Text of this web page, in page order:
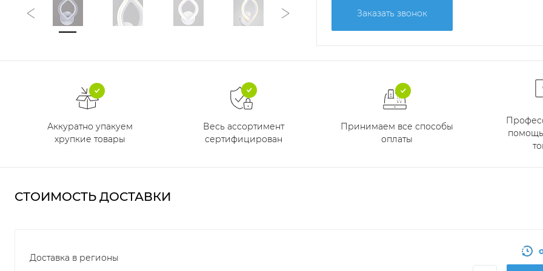
Заказать звонок
Аккуратно упакуем
хрупкие товары
Весь ассортимент
сертифицирован
Принимаем все способы
оплаты
СТОИМОСТЬ ДОСТАВКИ
Доставка в регионы